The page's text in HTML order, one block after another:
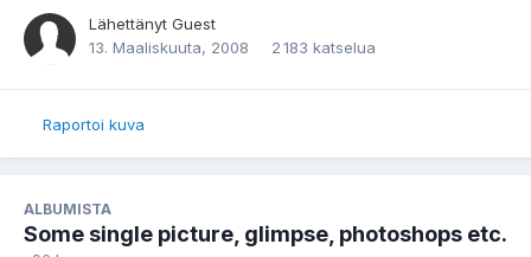
Lähettänyt Guest
13. Maaliskuuta, 2008
2 183 katselua
Raportoi kuva
ALBUMISTA
Some single picture, glimpse, photoshops etc.